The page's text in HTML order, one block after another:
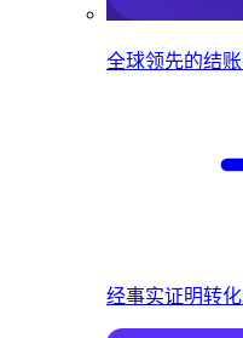
全球领先的结
经事实证明转化